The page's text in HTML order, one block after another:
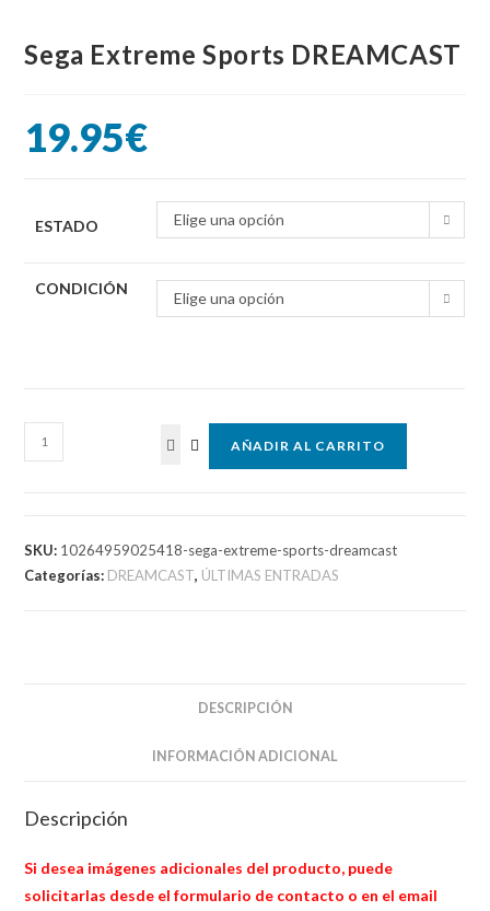
Sega Extreme Sports DREAMCAST
19.95€
ESTADO Elige una opción
CONDICIÓN
Elige una opción
Sega
Extreme
cantidad
AÑADIR AL CARRITO
SKU: 10264959025418-sega-extreme-sports-dreamcast
Categorías: DREAMCAST, ÚLTIMAS ENTRADAS
DESCRIPCIÓN
INFORMACIÓN ADICIONAL
Descripción
Si desea imágenes adicionales del producto, puede
solicitarlas desde el formulario de contacto o en el email